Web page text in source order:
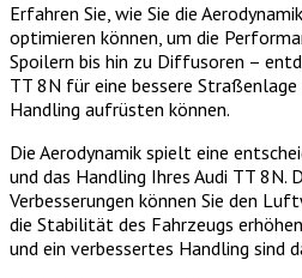
Erfahren Sie, wie Sie die
optimieren können, um die
Spoilern bis hin zu Diffusoren –
TT 8N für eine bessere
Handling aufrüsten können.
Die Aerodynamik spielt eine
und das Handling Ihres Audi TT 8N.
Verbesserungen können Sie den
die Stabilität des Fahrzeugs
und ein verbessertes Handling sind